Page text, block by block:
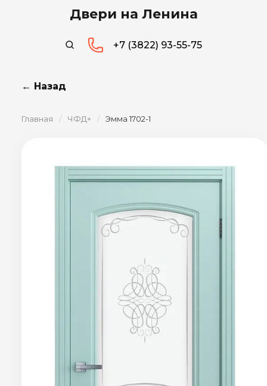
Двери на Ленина
+7 (3822) 93-55-75
← Назад
Главная / ЧФД+ / Эмма 1702-1